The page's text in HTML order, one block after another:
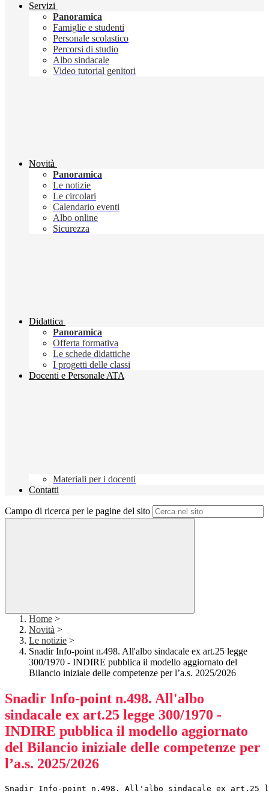
Servizi
Panoramica
Famiglie e studenti
Personale scolastico
Percorsi di studio
Albo sindacale
Video tutorial genitori
Novità
Panoramica
Le notizie
Le circolari
Calendario eventi
Albo online
Sicurezza
Didattica
Panoramica
Offerta formativa
Le schede didattiche
I progetti delle classi
Docenti e Personale ATA
Materiali per i docenti
Contatti
Campo di ricerca per le pagine del sito
Home >
Novità >
Le notizie >
Snadir Info-point n.498. All'albo sindacale ex art.25 legge
300/1970 - INDIRE pubblica il modello aggiornato del
Bilancio iniziale delle competenze per l’a.s. 2025/2026
Snadir Info-point n.498. All'albo
sindacale ex art.25 legge 300/1970 -
INDIRE pubblica il modello aggiornato
del Bilancio iniziale delle competenze per
l’a.s. 2025/2026
Snadir Info-point n.498. All'albo sindacale ex art.25